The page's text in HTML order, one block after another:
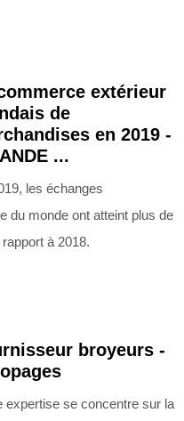
extérieur
de
en 2019 -
...
les échanges
du monde ont atteint plus de
à 2018.
broyeurs -
expertise se concentre sur la